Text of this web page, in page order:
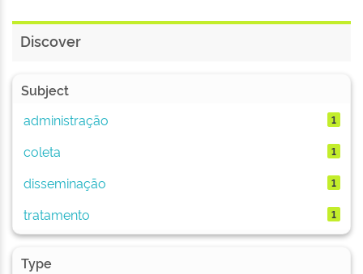
Discover
Subject
administração
1
coleta 1
disseminação 1
tratamento 1
Type